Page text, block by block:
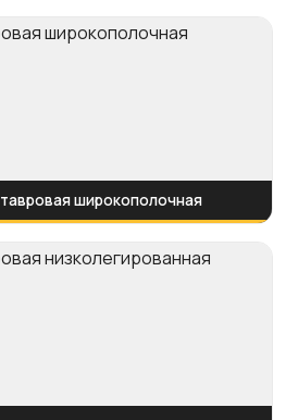
широкополочная